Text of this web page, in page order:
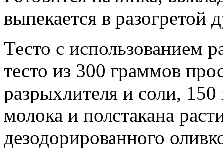
выпекается в разогретой
Тесто с использованием
тесто из 300 граммов
разрыхлителя и соли, 150
молока и полстакана
дезодорированного